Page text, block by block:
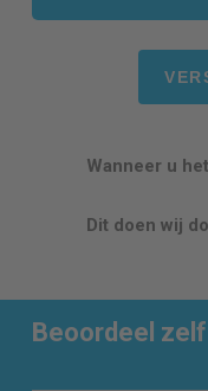
Wanneer u
Dit doen wij
Beoordeel zelf